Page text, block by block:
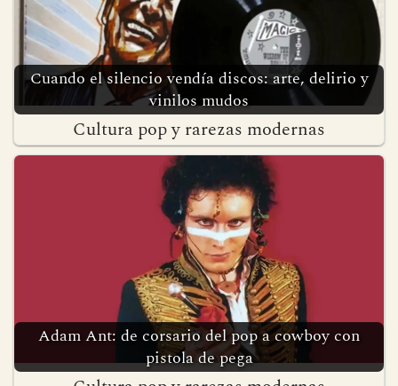
Cuando el silencio vendía discos: arte, delirio y
vinilos mudos
Cultura pop y rarezas modernas